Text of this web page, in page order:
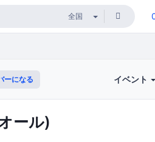
ーになる イベント
ール)